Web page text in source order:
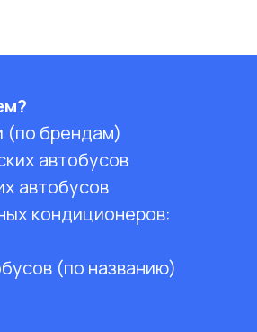
(по брендам)
автобусов
автобусов
кондиционеров:
(по названию)